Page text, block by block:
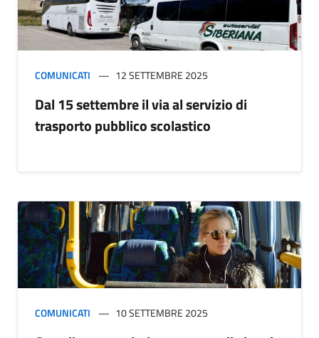
COMUNICATI 12 SETTEMBRE 2025
Dal 15 settembre il via al servizio di
trasporto pubblico scolastico
COMUNICATI 10 SETTEMBRE 2025